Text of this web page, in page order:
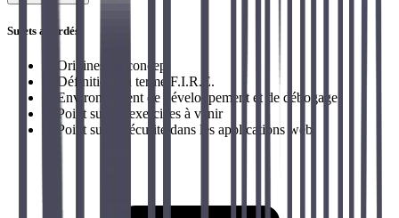
Sujets abordés
Origines du concept
Définition du terme F.I.R.E.
Environnement de développement et de débogage
Point sur les exercices à venir
Point sur la sécurité dans les applications web